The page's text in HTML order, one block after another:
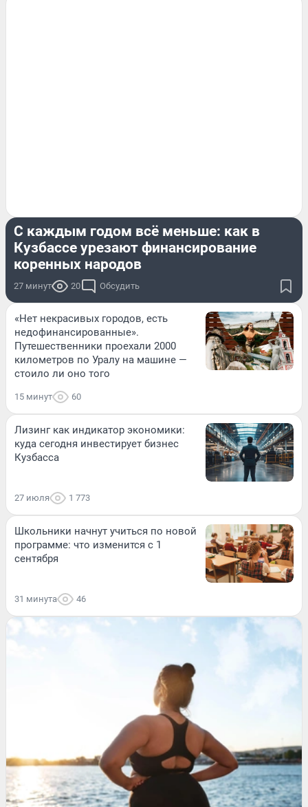
С каждым годом всё меньше: как в
Кузбассе урезают финансирование
коренных народов
27 минут 20 Обсудить
«Нет некрасивых городов, есть
недофинансированные».
Путешественники проехали 2000
километров по Уралу на машине —
стоило ли оно того
15 минут 60
Лизинг как индикатор экономики:
куда сегодня инвестирует бизнес
Кузбасса
27 июля 1 773
Школьники начнут учиться по новой
программе: что изменится с 1
сентября
31 минута 46